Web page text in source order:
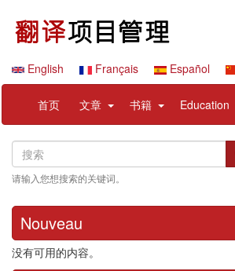
要
English Français Español
principale
首页 文章 expand书籍 expandEducation
account
menu
Search
搜
索
请输入您想搜索的关键词。
Nouveau
没有可用的内容。